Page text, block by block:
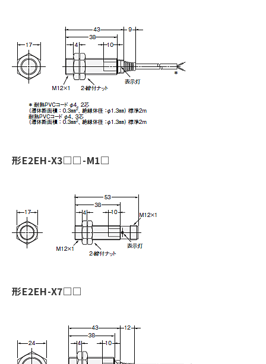
形E2EH-X3□□-M1□
形E2EH-X7□□